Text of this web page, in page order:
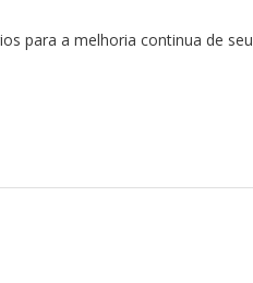
para a melhoria continua de seu